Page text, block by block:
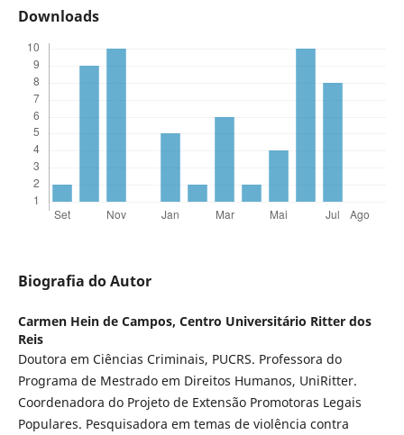
Downloads
Biografia do Autor
Carmen Hein de Campos, Centro Universitário Ritter dos
Reis
Doutora em Ciências Criminais, PUCRS. Professora do
Programa de Mestrado em Direitos Humanos, UniRitter.
Coordenadora do Projeto de Extensão Promotoras Legais
Populares. Pesquisadora em temas de violência contra